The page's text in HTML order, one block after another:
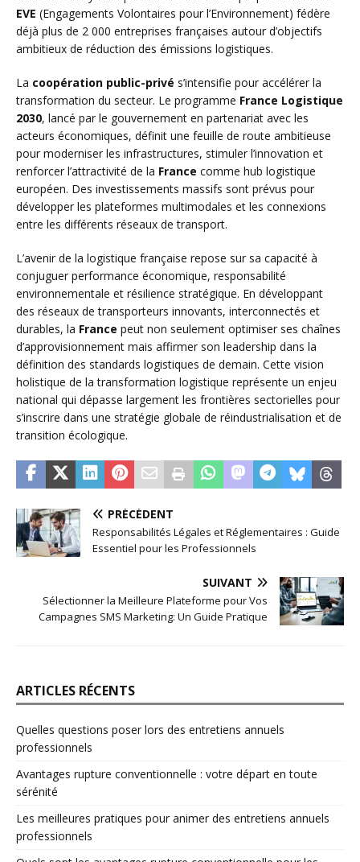
EVE (Engagements Volontaires pour l’Environnement) fédère
déjà plus de 2 000 entreprises françaises autour d’objectifs
ambitieux de réduction des émissions logistiques.
La coopération public-privé s’intensifie pour accélérer la
transformation du secteur. Le programme France Logistique
2030, lancé par le gouvernement en partenariat avec les
acteurs économiques, définit une feuille de route ambitieuse
pour moderniser les infrastructures, stimuler l’innovation et
renforcer l’attractivité de la France comme hub logistique
européen. Des investissements massifs sont prévus pour
développer les plateformes multimodales et les connexions
entre les différents réseaux de transport.
L’avenir de la logistique française repose sur sa capacité à
conjuguer performance économique, responsabilité
environnementale et résilience stratégique. En développant
des réseaux de transporteurs innovants, interconnectés et
durables, la France peut non seulement optimiser ses chaînes
d’approvisionnement mais affirmer son leadership dans la
définition des standards logistiques de demain. Cette vision
holistique de la transformation logistique représente un enjeu
national qui dépasse largement les frontières sectorielles pour
s’inscrire dans une stratégie globale de réindustrialisation et de
transition écologique.
PRÉCÉDENT
Responsabilités Légales et Réglementaires : Guide
Essentiel pour les Professionnels
SUIVANT
Sélectionner la Meilleure Plateforme pour Vos
Campagnes SMS Marketing: Un Guide Pratique
ARTICLES RÉCENTS
Quelles questions poser lors des entretiens annuels
professionnels
Avantages rupture conventionnelle : votre départ en toute
sérénité
Les meilleures pratiques pour animer des entretiens annuels
professionnels